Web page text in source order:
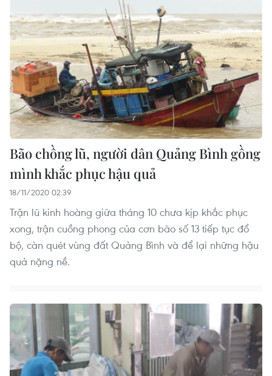
Bão chồng lũ, người dân Quảng Bình gồng
mình khắc phục hậu quả
18/11/2020 02:39
Trận lũ kinh hoàng giữa tháng 10 chưa kịp khắc phục
xong, trận cuồng phong của cơn bão số 13 tiếp tục đổ
bộ, càn quét vùng đất Quảng Bình và để lại những hậu
quả nặng nề.